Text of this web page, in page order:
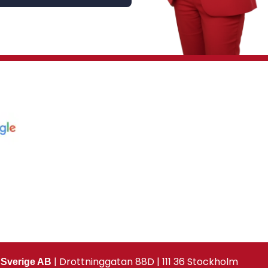
AB | Drottninggatan 88D | 111 36 Stockholm